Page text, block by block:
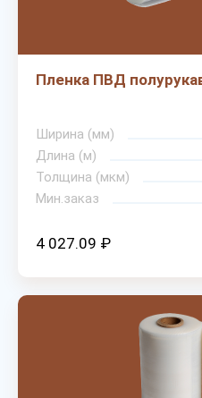
Пленка ПВД
Ширина (мм)
Длина (м)
Толщина (мкм)
Мин.заказ
4 027.09 ₽